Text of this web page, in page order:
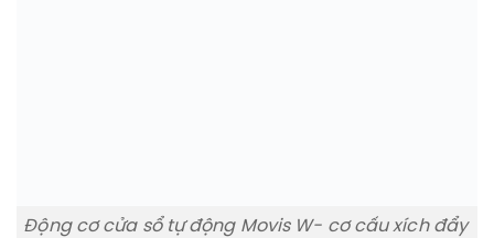
Động cơ cửa sổ tự động Movis W- cơ cấu xích đẩy